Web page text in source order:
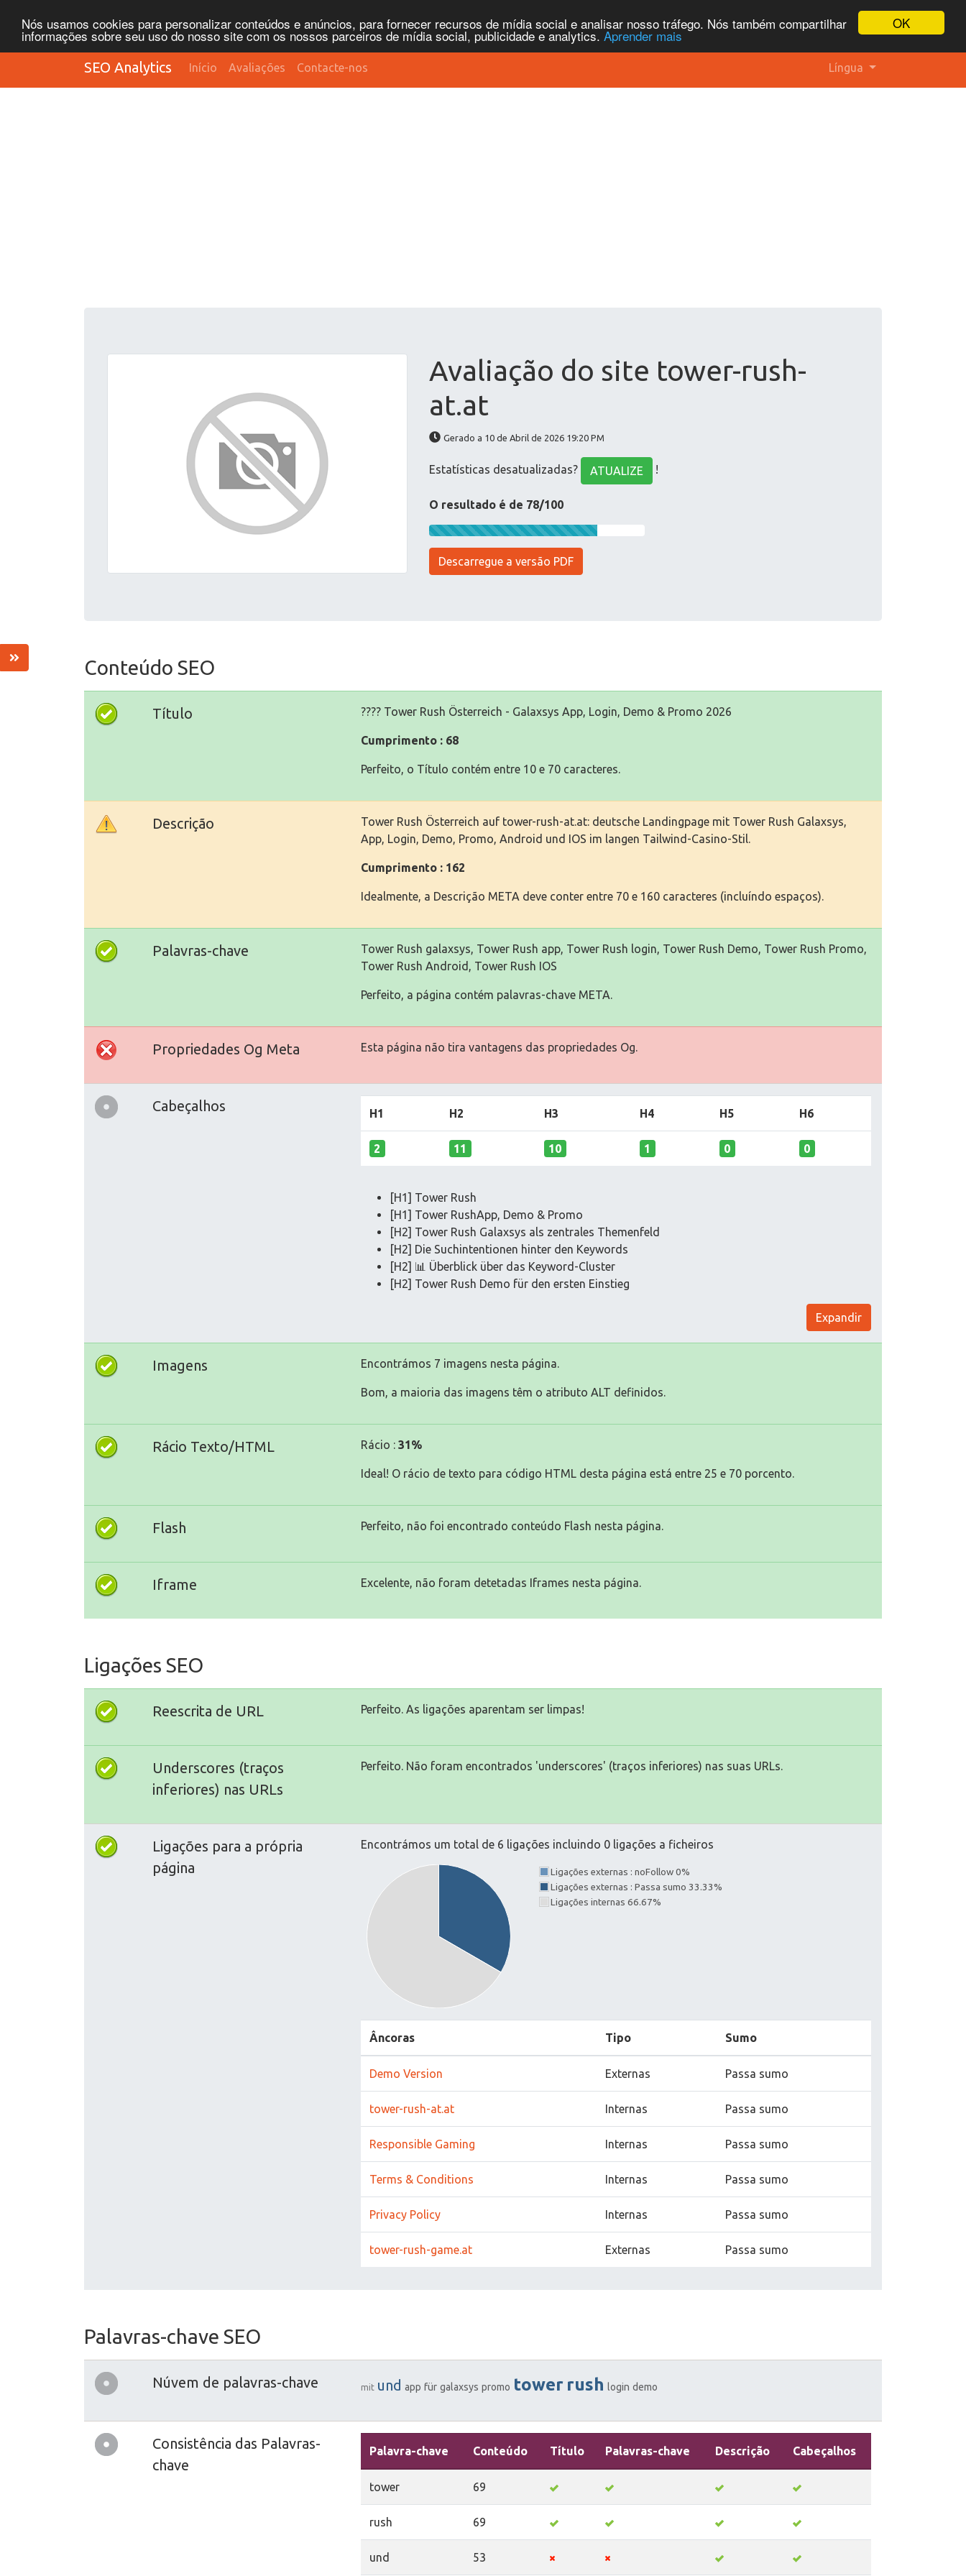
OK
Nós usamos cookies para personalizar conteúdos e anúncios, para fornecer recursos de mídia social e analisar nosso tráfego. Nós também compartilhar
informações sobre seu uso do nosso site com os nossos parceiros de mídia social, publicidade e analytics. Aprender mais
SEO Analytics Início Avaliações Contacte-nos Língua
Avaliação do site tower-rush-
at.at
Gerado a 10 de Abril de 2026 19:20 PM
Estatísticas desatualizadas? ATUALIZE !
O resultado é de 78/100
Descarregue a versão PDF
Conteúdo SEO
Título ????️ Tower Rush Österreich - Galaxsys App, Login, Demo & Promo 2026
Cumprimento : 68
Perfeito, o Título contém entre 10 e 70 caracteres.
Descrição
Tower Rush Österreich auf tower-rush-at.at: deutsche Landingpage mit Tower Rush Galaxsys,
App, Login, Demo, Promo, Android und IOS im langen Tailwind-Casino-Stil.
Cumprimento : 162
Idealmente, a Descrição META deve conter entre 70 e 160 caracteres (incluíndo espaços).
Palavras-chave
Tower Rush galaxsys, Tower Rush app, Tower Rush login, Tower Rush Demo, Tower Rush Promo,
Tower Rush Android, Tower Rush IOS
Perfeito, a página contém palavras-chave META.
Propriedades Og Meta Esta página não tira vantagens das propriedades Og.
Cabeçalhos H1 H2 H3 H4 H5 H6
2 11 10 1 0 0
[H1] Tower Rush
[H1] Tower RushApp, Demo & Promo
[H2] Tower Rush Galaxsys als zentrales Themenfeld
[H2] Die Suchintentionen hinter den Keywords
[H2] 📊 Überblick über das Keyword-Cluster
[H2] Tower Rush Demo für den ersten Einstieg
Expandir
Imagens Encontrámos 7 imagens nesta página.
Bom, a maioria das imagens têm o atributo ALT definidos.
Rácio Texto/HTML Rácio : 31%
Ideal! O rácio de texto para código HTML desta página está entre 25 e 70 porcento.
Flash Perfeito, não foi encontrado conteúdo Flash nesta página.
Iframe Excelente, não foram detetadas Iframes nesta página.
Ligações SEO
Reescrita de URL Perfeito. As ligações aparentam ser limpas!
Underscores (traços
inferiores) nas URLs
Perfeito. Não foram encontrados 'underscores' (traços inferiores) nas suas URLs.
Ligações para a própria
página
Encontrámos um total de 6 ligações incluindo 0 ligações a ficheiros
Ligações externas : noFollow 0%
Ligações externas : Passa sumo 33.33%
Ligações internas 66.67%
Âncoras Tipo Sumo
Demo Version Externas Passa sumo
tower-rush-at.at Internas Passa sumo
Responsible Gaming Internas Passa sumo
Terms & Conditions Internas Passa sumo
Privacy Policy Internas Passa sumo
tower-rush-game.at Externas Passa sumo
Palavras-chave SEO
Núvem de palavras-chave mit und app für galaxsys promo tower rush login demo
Consistência das Palavras-
chave
Palavra-chave Conteúdo Título Palavras-chave Descrição Cabeçalhos
tower 69
rush 69
und 53